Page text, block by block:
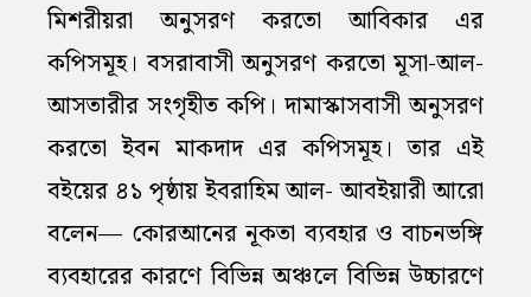
মিশরীয়রা অনুসরণ করতো আবিকার এর
কপিসমূহ। বসরাবাসী অনুসরণ করতো মূসা-আল-
আসতারীর সংগৃহীত কপি। দামাস্কাসবাসী অনুসরণ
করতো ইবন মাকদাদ এর কপিসমূহ। তার এই
বইয়ের ৪১ পৃষ্ঠায় ইবরাহিম আল- আবইয়ারী আরো
বলেন— কোরআনের নূকতা ব্যবহার ও বাচনভঙ্গি
ব্যবহারের কারণে বিভিন্ন অঞ্চলে বিভিন্ন উচ্চারণে